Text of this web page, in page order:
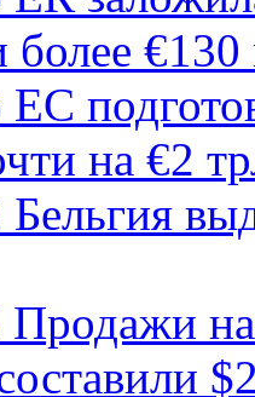
более
ЕС
на €2
Бельгия
Продажи